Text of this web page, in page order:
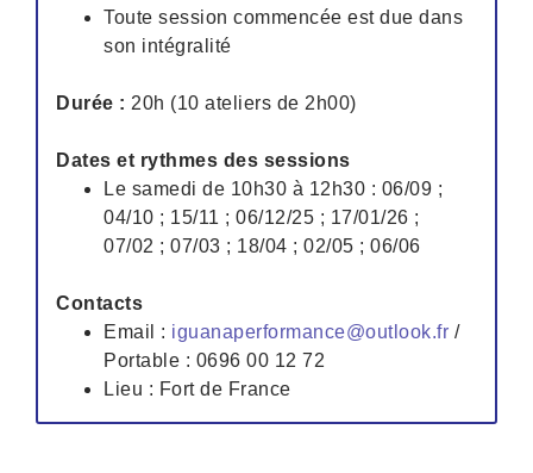
Toute session commencée est due dans
son intégralité
Durée : 20h (10 ateliers de 2h00)
Dates et rythmes des sessions
Le samedi de 10h30 à 12h30 : 06/09 ;
04/10 ; 15/11 ; 06/12/25 ; 17/01/26 ;
07/02 ; 07/03 ; 18/04 ; 02/05 ; 06/06
Contacts
Email : iguanaperformance@outlook.fr /
Portable : 0696 00 12 72
Lieu : Fort de France